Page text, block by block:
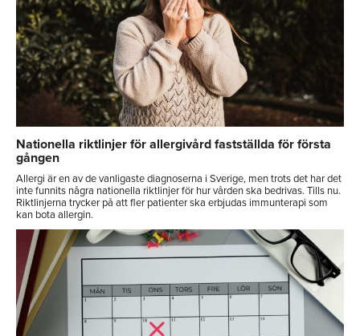
Nationella riktlinjer för allergivård fastställda för första
gången
Allergi är en av de vanligaste diagnoserna i Sverige, men trots det har det
inte funnits några nationella riktlinjer för hur vården ska bedrivas. Tills nu.
Riktlinjerna trycker på att fler patienter ska erbjudas immunterapi som
kan bota allergin.